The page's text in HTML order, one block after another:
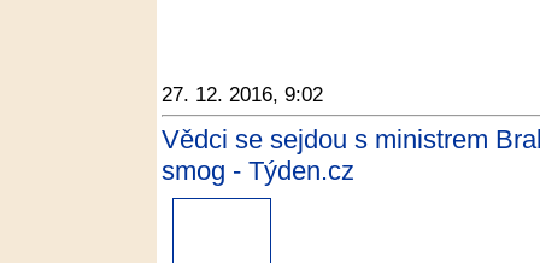
27. 12. 2016, 9:02
Vědci se sejdou s ministrem
smog - Týden.cz